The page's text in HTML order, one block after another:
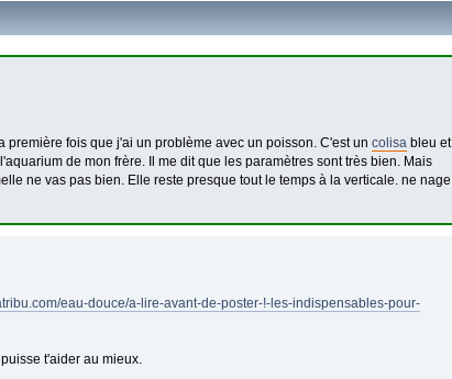
fois que j'ai un problème avec un poisson. C'est un colisableu et
de mon frère. Il me dit que les paramètres sont très bien. Mais
ne vas pas bien. Elle reste presque tout le temps à la verticale. ne nage
eau-douce/a-lire-avant-de-poster-!-les-indispensables-pour-
t'aider au mieux.